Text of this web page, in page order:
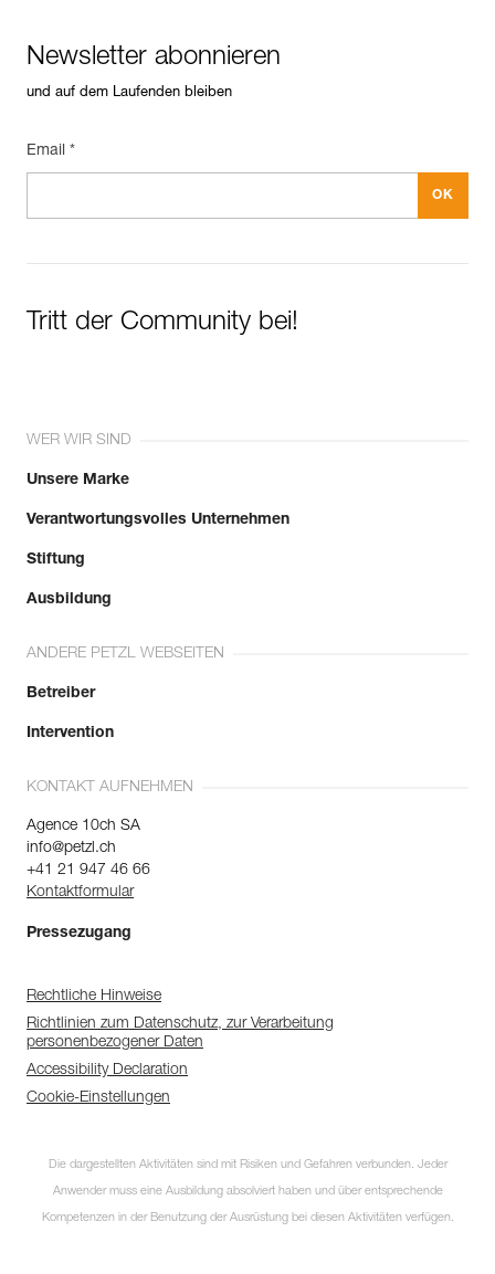
Newsletter abonnieren
und auf dem Laufenden bleiben
Email *
Tritt der Community bei!
WER WIR SIND
Unsere Marke
Verantwortungsvolles Unternehmen
Stiftung
Ausbildung
ANDERE PETZL WEBSEITEN
Betreiber
Intervention
KONTAKT AUFNEHMEN
Agence 10ch SA
info@petzl.ch
+41 21 947 46 66
Kontaktformular
Pressezugang
Rechtliche Hinweise
Richtlinien zum Datenschutz, zur Verarbeitung
personenbezogener Daten
Accessibility Declaration
Cookie-Einstellungen
Die dargestellten Aktivitäten sind mit Risiken und Gefahren verbunden. Jeder
Anwender muss eine Ausbildung absolviert haben und über entsprechende
Kompetenzen in der Benutzung der Ausrüstung bei diesen Aktivitäten verfügen.